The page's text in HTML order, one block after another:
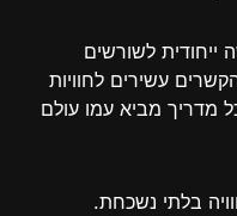
ייחודית לשורשים
עשירים לחוויות
מדריך מביא עמו עולם
בלתי נשכחת.